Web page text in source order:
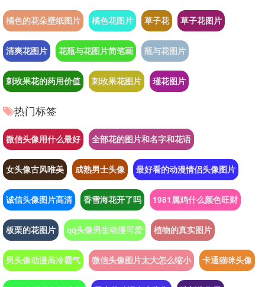
橘色的花朵壁纸图片 橘色花图片 草子花 草子花图片
清爽花图片 花瓶与花图片简笔画 瓶与花图片
刺玫果花的药用价值 刺玫果花图片 瑾花图片
热门标签
微信头像用什么最好 全部花的图片和名字和花语
女头像古风唯美 成熟男士头像 最好看的动漫情侣头像图片
诚信头像图片高清 香雪海花开了吗 1981属鸡什么颜色旺财
板栗的花图片 qq头像男生动漫可爱 植物的真实图片
男头像动漫高冷霸气 微信头像图片太大怎么缩小 卡通猫咪头像